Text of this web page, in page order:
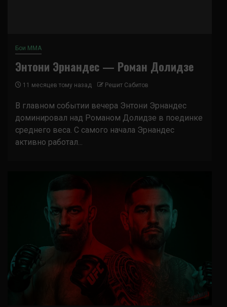
Бои ММА
Энтони Эрнандес — Роман Долидзе
11 месяцев тому назад Решит Сабитов
В главном событии вечера Энтони Эрнандес
доминировал над Романом Долидзе в поединке
среднего веса. С самого начала Эрнандес
активно работал...